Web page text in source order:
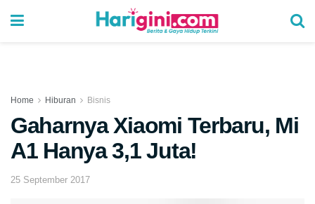
Home Hiburan Bisnis
Gaharnya Xiaomi Terbaru, Mi
A1 Hanya 3,1 Juta!
25 September 2017